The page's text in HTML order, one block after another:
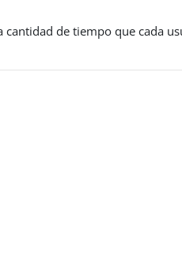
de tiempo que cada